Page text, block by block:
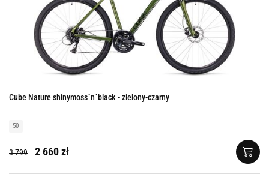
Cube Nature shinymoss´n´black - zielony-czarny
50
3 799 2 660 zł